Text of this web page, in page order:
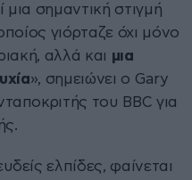
σημαντική στιγμή
γιόρταζε όχι μόνο
αλλά και μια
», σημειώνει ο Gary
του BBC για
ελπίδες, φαίνεται